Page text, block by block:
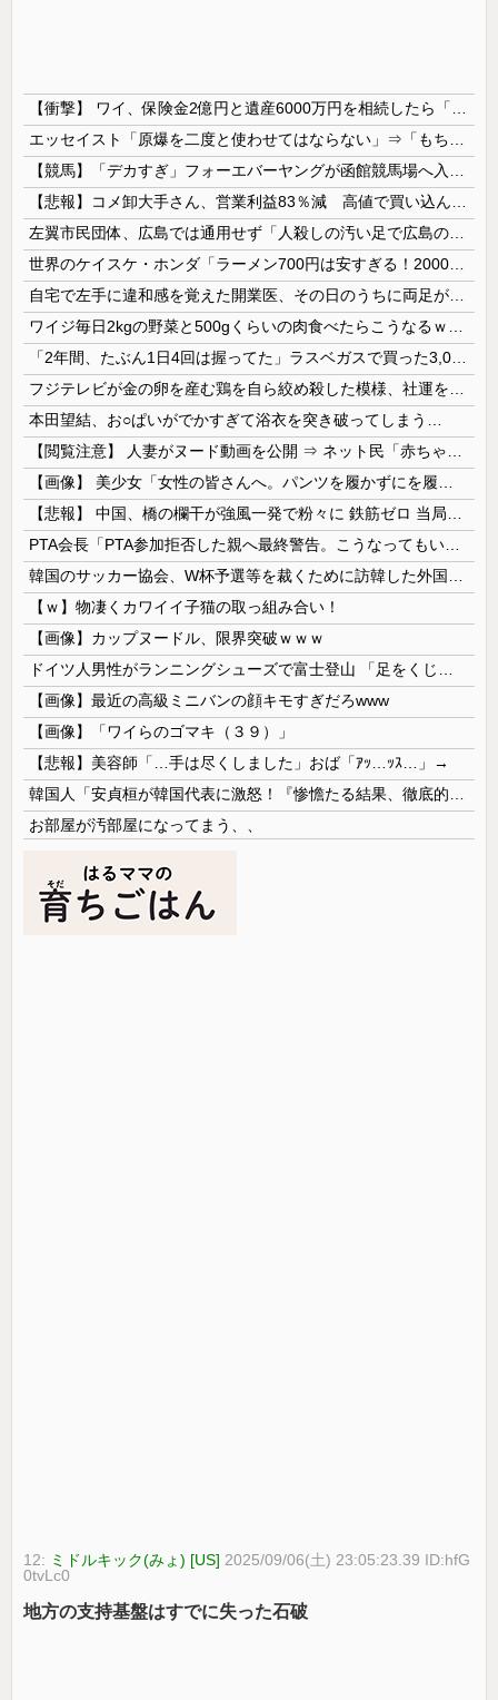
本田望結、お○ぱいがでかすぎて浴衣を突き破ってしまう…
【ｗ】物凄くカワイイ子猫の取っ組み合い！
【画像】カップヌードル、限界突破ｗｗｗ
【画像】最近の高級ミニバンの顔キモすぎだろwww
【画像】「ワイらのゴマキ（３９）」
【悲報】美容師「…手は尽くしました」おば「ｱｯ…ｯｽ…」→
お部屋が汚部屋になってまう、、
12: ミドルキック(みょ) [US] 2025/09/06(土) 23:05:23.39 ID:hfG
0tvLc0
地方の支持基盤はすでに失った石破